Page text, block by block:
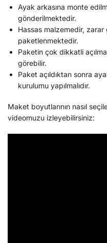
Ayak arkasına monte
gönderilmektedir.
Hassas malzemedir,
paketlenmektedir.
Paketin çok dikkatli
görebilir.
Paket açıldıktan sonra
kurulumu yapılmalıdır.
Maket boyutlarının nasıl
videomuzu izleyebilirsiniz: